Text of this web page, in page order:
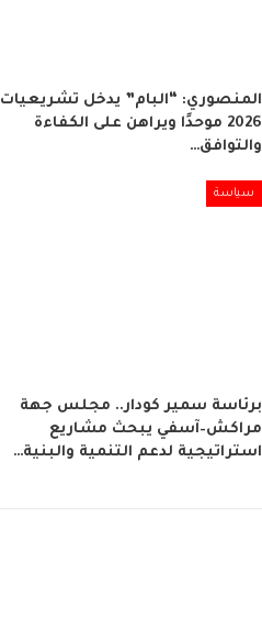
المنصوري: “البام” يدخل تشريعيات
2026 موحدًا ويراهن على الكفاءة
والتوافق…
سياسة
برئاسة سمير كودار.. مجلس جهة
مراكش–آسفي يبحث مشاريع
استراتيجية لدعم التنمية والبنية…